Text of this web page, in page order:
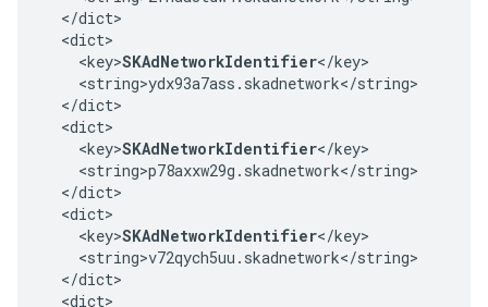
  </dict>
  <dict>
    <key>
SKAdNetworkIdentifier</key>
    <string>ydx93a7ass.skadnetwork</string>
  </dict>
  <dict>
    <key>
SKAdNetworkIdentifier</key>
    <string>p78axxw29g.skadnetwork</string>
  </dict>
  <dict>
    <key>
SKAdNetworkIdentifier</key>
    <string>v72qych5uu.skadnetwork</string>
  </dict>
  <dict>